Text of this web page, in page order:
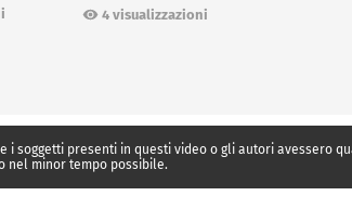
Ceuta4 visualizzazioni
soggetti presenti in questi video o gli autori avessero
nel minor tempo possibile.